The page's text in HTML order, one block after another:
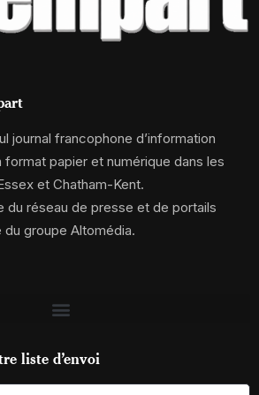
journal francophone d’information
papier et numérique dans les
et Chatham-Kent.
du réseau de presse et de portails
du groupe Altomédia.
liste d’envoi